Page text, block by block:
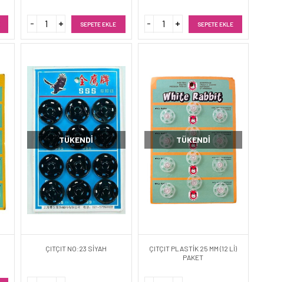
SEPETE EKLE SEPETE EKLE
TÜKENDI
ÇITÇIT NO:23 SİYAH
TÜKENDI
ÇITÇIT PLASTİK 25 MM (12 Lİ)
PAKET